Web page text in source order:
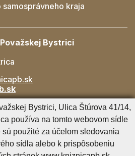
samosprávneho kraja
Bystrici
rozkvet@kniznicapb.sk
Bystrici, Ulica Štúrova 41/14,
používa na tomto webovom sídle
použité za účelom sledovania
sídla alebo k prispôsobeniu